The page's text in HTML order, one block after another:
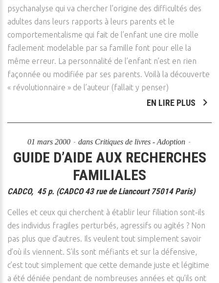
psychanalyse qui va chercher l’origine des difficultés des
adultes dans leurs rapports à leurs parents et le
comportementalisme qui fait de l’enfant une cire molle
facilement modelable par sa famille font pour elle la
même erreur. La personnalité de l’enfant n’est en rien
façonnée ou modifiée par ses parents. Voilà la découverte
« révolutionnaire » de l’auteur (fallait y penser)
EN LIRE PLUS
01 mars 2000 dans Critiques de livres - Adoption
GUIDE D’AIDE AUX RECHERCHES
FAMILIALES
CADCO, 45 p. (CADCO 43 rue de Liancourt 75014 Paris)
Celles et ceux qui cherchent à établir leur filiation sont-ils
des individus fragiles perturbés, agressifs ou agités ? Non
pas plus que d’autres. Ils veulent tout simplement savoir
d’où ils viennent. S’ils sont méfiants et sur la défensive,
c’est tout simplement que cette demande juste et légitime
a été déniée pendant de nombreuses années et qu’ils ont